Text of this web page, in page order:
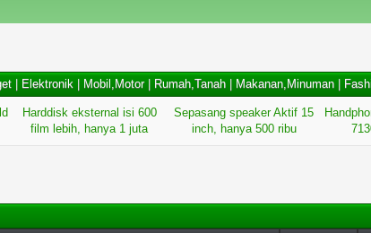
Elektronik Mobil,Motor| Rumah,Tanah Makanan,Minuman
Harddisk eksternal isi 600
film lebih, hanya 1 juta
Sepasang speaker Aktif 15
inch, hanya 500 ribu